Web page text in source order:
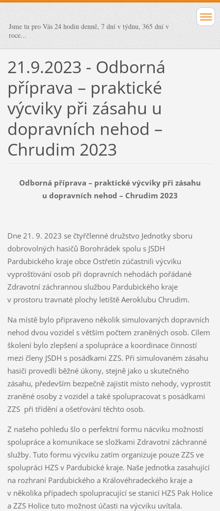
Jsme tu pro Vás 24 hodin denně, 7 dní v týdnu, 365 dní v
roce...
21.9.2023 - Odborná
příprava – praktické
výcviky při zásahu u
dopravních nehod –
Chrudim 2023
Odborná příprava – praktické výcviky při zásahu
u dopravních nehod – Chrudim 2023
Dne 21. 9. 2023 se čtyřčlenné družstvo Jednotky sboru
dobrovolných hasičů Borohrádek spolu s JSDH
Pardubického kraje obce Ostřetín zúčastnili výcviku
vyprošťování osob při dopravních nehodách pořádané
Zdravotní záchrannou službou Pardubického kraje
v prostoru travnaté plochy letiště Aeroklubu Chrudim.
Na místě bylo připraveno několik simulovaných dopravních
nehod dvou vozidel s větším počtem zraněných osob. Cílem
školení bylo zlepšení a spolupráce a koordinace činností
mezi členy JSDH s posádkami ZZS. Při simulovaném zásahu
hasiči provedli běžné úkony, stejně jako u skutečného
zásahu, především bezpečně zajistit místo nehody, vyprostit
zraněné osoby z vozidel a také spolupracovat s posádkami
ZZS při třídění a ošetřování těchto osob.
Z našeho pohledu šlo o perfektní formu nácviku možností
spolupráce a komunikace se složkami Zdravotní záchranné
služby. Tuto formu výcviku zatím organizuje pouze ZZS ve
spolupráci HZS v Pardubické kraje. Naše jednotka zasahující
na rozhraní Pardubického a Královéhradeckého kraje a
v několika případech spolupracující se stanicí HZS Pak Holice
a ZZS Holice tuto možnost účasti na výcviku uvítala.